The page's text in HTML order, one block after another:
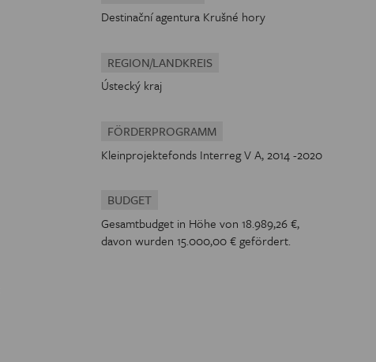
Destinační agentura Krušné hory
REGION/LANDKREIS
Ústecký kraj
FÖRDERPROGRAMM
Kleinprojektefonds Interreg V A, 2014 -2020
BUDGET
Gesamtbudget in Höhe von 18.989,26 €,
davon wurden 15.000,00 € gefördert.